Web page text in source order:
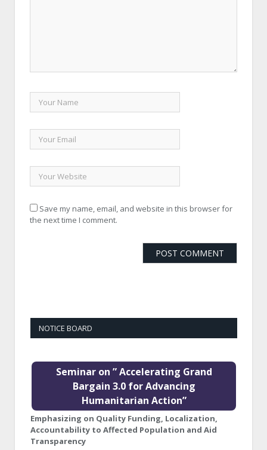
Save my name, email, and website in this browser for
the next time I comment.
NOTICE BOARD
Seminar on ” Accelerating Grand
Bargain 3.0 for Advancing
Humanitarian Action”
Emphasizing on Quality Funding, Localization,
Accountability to Affected Population and Aid
Transparency